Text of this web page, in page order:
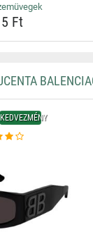
Ft
KEDVEZMÉNY